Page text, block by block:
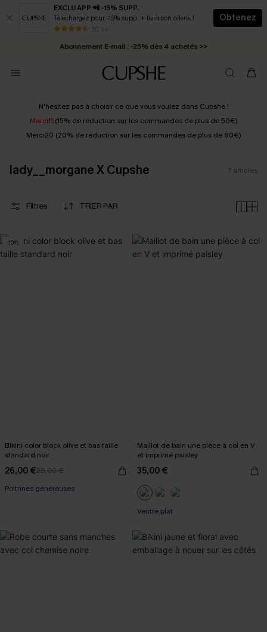
EXCLU APP 📲 -15% SUPP.
Téléchargez pour -15% supp. + livraison offerts !
50 k+
Obtenez
* Livraison éclair 2-3 jours ouvrés >>
Abonnement E-mail : -25% dès 4 achetés >>
N'hésitez pas à choisir ce que vous voulez dans Cupshe !
Merci15(15% de réduction sur les commandes de plus de 50€)
Merci20 (20% de réduction sur les commandes de plus de 80€)
lady__morgane X Cupshe 7 articles
Filtres TRIER PAR
-10%
Bikini color block olive et bas taille
standard noir
26,00 €29,00 €
Poitrines généreuses
Maillot de bain une pièce à col en V
et imprimé paisley
35,00 €
Ventre plat